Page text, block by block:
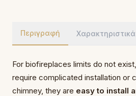
Περιγραφή Χαρακτηριστικά
For biofireplaces limits do not
require complicated installation or
chimney, they are easy to install